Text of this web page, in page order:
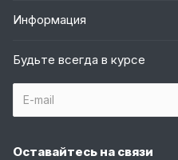
Информация
Будьте всегда в курсе
Оставайтесь на связи